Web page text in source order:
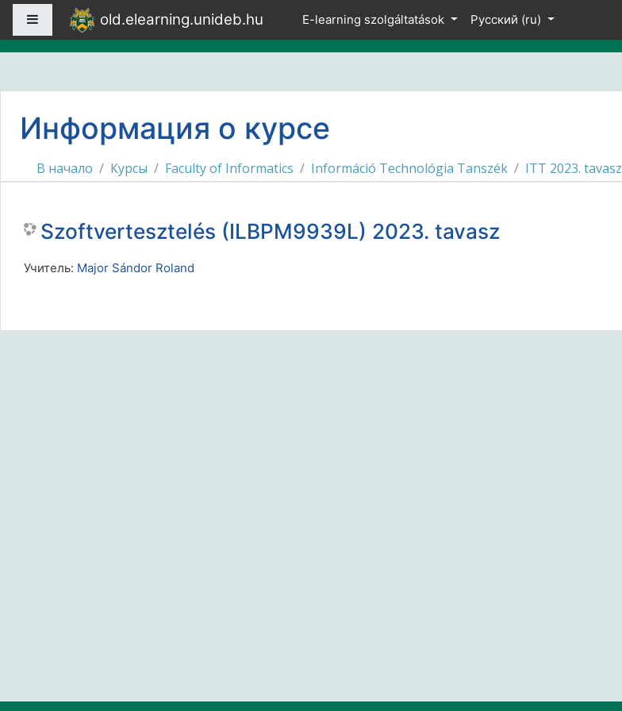
Перейти к основному содержанию
Боковая панельold.elearning.unideb.hu E-learning szolgáltatások Русский ‎(ru)‎
Информация о курсе
В начало Курсы Faculty of Informatics Információ Technológia Tanszék ITT 2023. tavasz
Szoftvertesztelés (ILBPM9939L) 2023. tavasz
Учитель: Major Sándor Roland